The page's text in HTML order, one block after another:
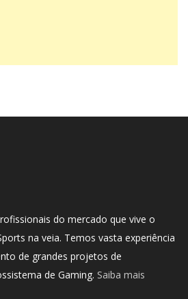
do mercado que vive o
na veia. Temos vasta experiência
de grandes projetos de
de Gaming. Saiba mais